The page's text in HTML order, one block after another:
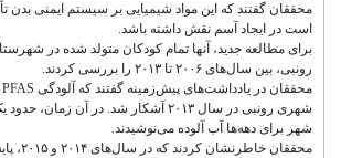
محققان گفتند که این مواد شیمیایی بر سیستم ایمنی بدن
است در ایجاد آسم نقش داشته باشد.
برای مطالعه جدید، آنها تمام کودکان متولد شده در
رونبی، بین سال‌های ۲۰۰۶ تا ۲۰۱۳ را بررسی کردند.
شهری رونبی در سال ۲۰۱۳ آشکار شد. در آن
شهر برای دهه‌ها آب آلوده می‌نوشیدند.
محققان